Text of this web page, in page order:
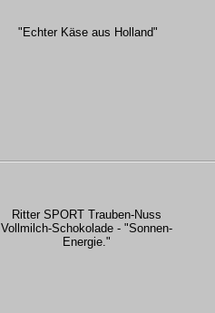
"Echter Käse aus Holland"
Ritter SPORT Trauben-Nuss
Vollmilch-Schokolade - "Sonnen-
Energie."